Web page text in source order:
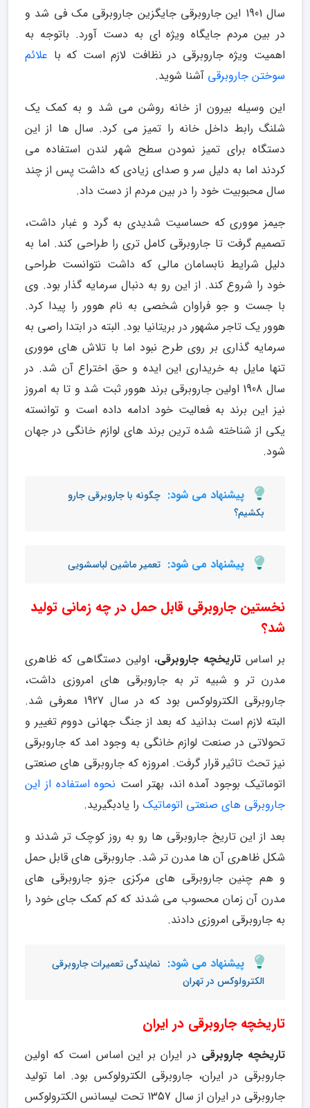
سال 1901 این جاروبرقی جایگزین جاروبرقی مک فی شد و
در بین مردم جایگاه ویژه ای به دست آورد. باتوجه به
اهمیت ویژه جاروبرقی در نظافت لازم است که با علائم
سوختن جاروبرقی آشنا شوید.
این وسیله بیرون از خانه روشن می شد و به کمک یک
شلنگ رابط داخل خانه را تمیز می کرد. سال ها از این
دستگاه برای تمیز نمودن سطح شهر لندن استفاده می
کردند اما به دلیل سر و صدای زیادی که داشت پس از چند
سال محبوبیت خود را در بین مردم از دست داد.
جیمز مووری که حساسیت شدیدی به گرد و غبار داشت،
تصمیم گرفت تا جاروبرقی کامل تری را طراحی کند. اما به
دلیل شرایط نابسامان مالی که داشت نتوانست طراحی
خود را شروع کند. از این رو به دنبال سرمایه گذار بود. وی
با جست و جو فراوان شخصی به نام هوور را پیدا کرد.
هوور یک تاجر مشهور در بریتانیا بود. البته در ابتدا راصی به
سرمایه گذاری بر روی طرح نبود اما با تلاش های مووری
تنها مایل به خریداری این ایده و حق اختراع آن شد. در
سال 1908 اولین جاروبرقی برند هوور ثبت شد و تا به امروز
نیز این برند به فعالیت خود ادامه داده است و توانسته
یکی از شناخته شده ترین برند های لوازم خانگی در جهان
شود.
پیشنهاد می شود: چگونه با جاروبرقی جارو
بکشیم؟
پیشنهاد می شود: تعمیر ماشین لباسشویی
نخستین جاروبرقی قابل حمل در چه زمانی تولید
شد؟
بر اساس تاریخچه جاروبرقی، اولین دستگاهی که ظاهری
مدرن تر و شبیه تر به جاروبرقی های امروزی داشت،
جاروبرقی الکترولوکس بود که در سال 1927 معرفی شد.
البته لازم است بدانید که بعد از جنگ جهانی دووم تغییر و
تحولاتی در صنعت لوازم خانگی به وجود امد که جاروبرقی
نیز تحث تاثیر قرار گرفت. امروزه که جاروبرقی های صنعتی
اتوماتیک بوجود آمده اند، بهتر است نحوه استفاده از این
جاروبرقی های صنعتی اتوماتیک را یادبگیرید.
بعد از این تاریخ جاروبرقی ها رو به روز کوچک تر شدند و
شکل ظاهری آن ها مدرن تر شد. جاروبرقی های قابل حمل
و هم چنین جاروبرقی های مرکزی جزو جاروبرقی های
مدرن آن زمان محسوب می شدند که کم کمک جای خود را
به جاروبرقی امروزی دادند.
پیشنهاد می شود: نمایندگی تعمیرات جاروبرقی
الکترولوکس در تهران
تاریخچه جاروبرقی در ایران
تاریخچه جاروبرقی در ایران بر این اساس است که اولین
جاروبرقی در ایران، جاروبرقی الکترولوکس بود. اما تولید
جاروبرقی در ایران از سال 1357 تحت لیسانس الکترولوکس